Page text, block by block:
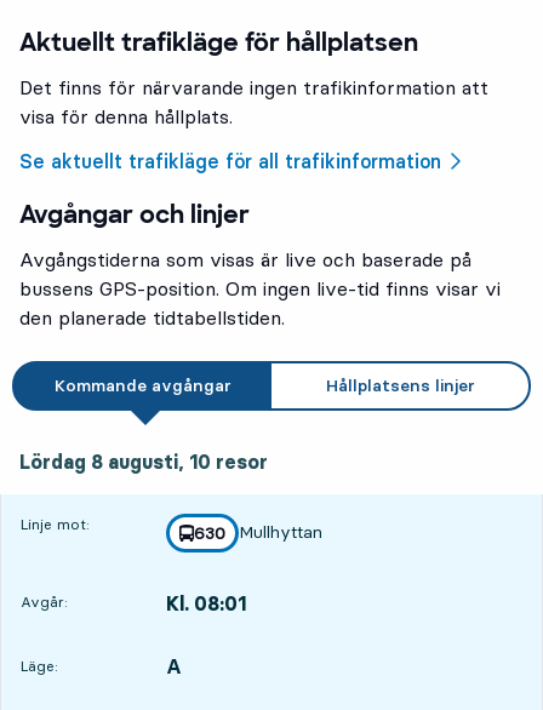
Aktuellt trafikläge för hållplatsen
Det finns för närvarande ingen trafikinformation att
visa för denna hållplats.
Se aktuellt trafikläge för all trafikinformation
Avgångar och linjer
Avgångstiderna som visas är live och baserade på
bussens GPS-position. Om ingen live-tid finns visar vi
den planerade tidtabellstiden.
Kommande avgångar Hållplatsens linjer
Lördag 8 augusti, 10 resor
Linje mot: linje
630
mot
Mullhyttan
,
Avgår: Kl. 08:01
Läge:
LÄGE, A
,